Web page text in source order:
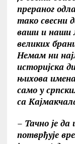
прераног
тако свесни
ваши и наши
великих
Немам ни
историјска
њихова
само у
са
– Тачно је да
потврђује